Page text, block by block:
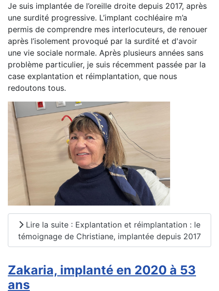
Je suis implantée de l’oreille droite depuis 2017, après
une surdité progressive. L’implant cochléaire m’a
permis de comprendre mes interlocuteurs, de renouer
après l’isolement provoqué par la surdité et d'avoir
une vie sociale normale. Après plusieurs années sans
problème particulier, je suis récemment passée par la
case explantation et réimplantation, que nous
redoutons tous.
Lire la suite : Explantation et réimplantation : le
témoignage de Christiane, implantée depuis 2017
Zakaria, implanté en 2020 à 53
ans